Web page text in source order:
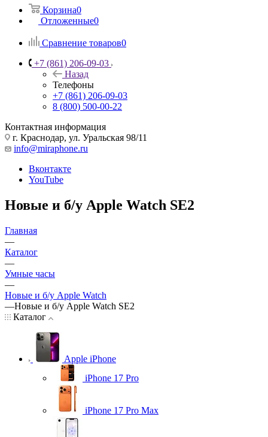
Корзина0
Отложенные0
Сравнение товаров0
+7 (861) 206-09-03
Назад
Телефоны
+7 (861) 206-09-03
8 (800) 500-00-22
Контактная информация
г. Краснодар, ул. Уральская 98/11
info@miraphone.ru
Вконтакте
YouTube
Новые и б/у Apple Watch SE2
Главная
—
Каталог
—
Умные часы
—
Новые и б/у Apple Watch
—Новые и б/у Apple Watch SE2
Каталог
Apple iPhone
iPhone 17 Pro
iPhone 17 Pro Max